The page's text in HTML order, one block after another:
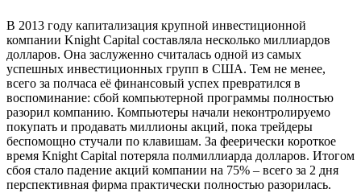
В 2013 году капитализация крупной инвестиционной
компании Knight Capital составляла несколько миллиардов
долларов. Она заслуженно считалась одной из самых
успешных инвестиционных групп в США. Тем не менее,
всего за полчаса её финансовый успех превратился в
воспоминание: сбой компьютерной программы полностью
разорил компанию. Компьютеры начали неконтролируемо
покупать и продавать миллионы акций, пока трейдеры
беспомощно стучали по клавишам. За феерически короткое
время Knight Capital потеряла полмиллиарда долларов. Итогом
сбоя стало падение акций компании на 75% – всего за 2 дня
перспективная фирма практически полностью разорилась.